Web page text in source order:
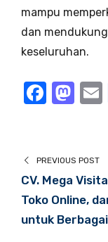
mampu
dan
keseluruhan.
F
e
b
o
o
M
o
d
o
n
PREVIOUS POST
CV. Mega
Toko Online,
untuk